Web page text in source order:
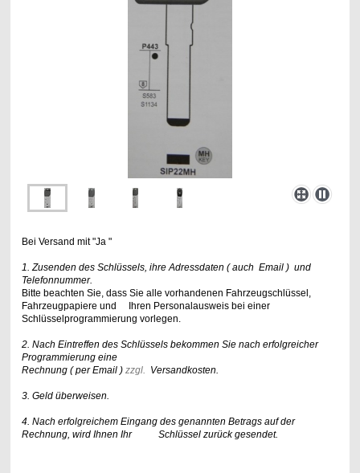
Bei Versand mit "Ja "
1. Zusenden des Schlüssels, ihre Adressdaten ( auch Email ) und
Telefonnummer.
Bitte beachten Sie, dass Sie alle vorhandenen Fahrzeugschlüssel,
Fahrzeugpapiere und Ihren Personalausweis bei einer
Schlüsselprogrammierung vorlegen.
2. Nach Eintreffen des Schlüssels bekommen Sie nach erfolgreicher
Programmierung eine
Rechnung ( per Email )zzgl. Versandkosten.
3. Geld überweisen.
4. Nach erfolgreichem Eingang des genannten Betrags auf der
Rechnung, wird Ihnen Ihr Schlüssel zurück gesendet.